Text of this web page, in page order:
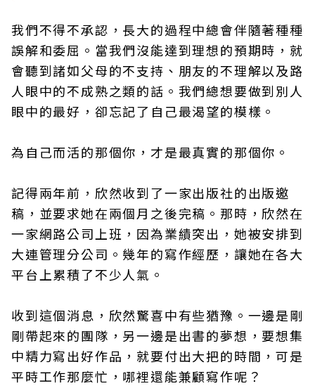
我們不得不承認，長大的過程中總會伴隨著種種
誤解和委屈。當我們沒能達到理想的預期時，就
會聽到諸如父母的不支持、朋友的不理解以及路
人眼中的不成熟之類的話。我們總想要做到別人
眼中的最好，卻忘記了自己最渴望的模樣。
為自己而活的那個你，才是最真實的那個你。
記得兩年前，欣然收到了一家出版社的出版邀
稿，並要求她在兩個月之後完稿。那時，欣然在
一家網路公司上班，因為業績突出，她被安排到
大連管理分公司。幾年的寫作經歷，讓她在各大
平台上累積了不少人氣。
收到這個消息，欣然驚喜中有些猶豫。一邊是剛
剛帶起來的團隊，另一邊是出書的夢想，要想集
中精力寫出好作品，就要付出大把的時間，可是
平時工作那麼忙，哪裡還能兼顧寫作呢？